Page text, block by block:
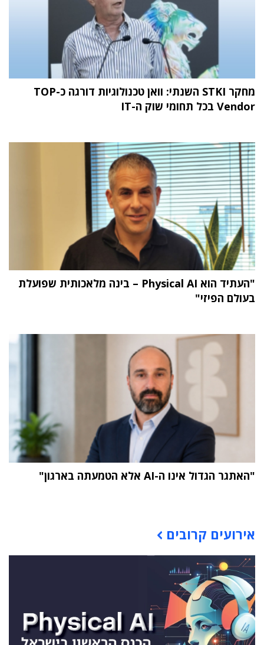
מחקר STKI השנתי: וואן טכנולוגיות דורגה כ-TOP
Vendor בכל תחומי שוק ה-IT
"העתיד הוא Physical AI – בינה מלאכותית שפועלת
בעולם הפיזי"
"האתגר הגדול אינו ה-AI אלא הטמעתה בארגון"
אירועים קרובים